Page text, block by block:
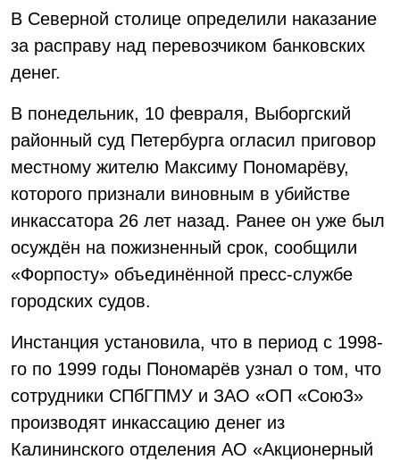
В Северной столице определили наказание
за расправу над перевозчиком банковских
денег.
В понедельник, 10 февраля, Выборгский
районный суд Петербурга огласил приговор
местному жителю Максиму Пономарёву,
которого признали виновным в убийстве
инкассатора 26 лет назад. Ранее он уже был
осуждён на пожизненный срок, сообщили
«Форпосту» объединённой пресс-службе
городских судов.
Инстанция установила, что в период с 1998-
го по 1999 годы Пономарёв узнал о том, что
сотрудники СПбГПМУ и ЗАО «ОП «СоюЗ»
производят инкассацию денег из
Калининского отделения АО «Акционерный